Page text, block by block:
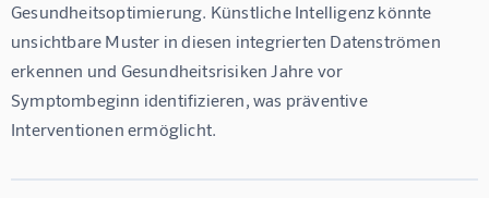
Gesundheitsoptimierung. Künstliche Intelligenz könnte
unsichtbare Muster in diesen integrierten Datenströmen
erkennen und Gesundheitsrisiken Jahre vor
Symptombeginn identifizieren, was präventive
Interventionen ermöglicht.